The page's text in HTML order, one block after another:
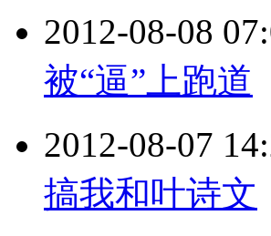
2012-08-08
被“逼”上跑道
2012-08-07
搞我和叶诗文